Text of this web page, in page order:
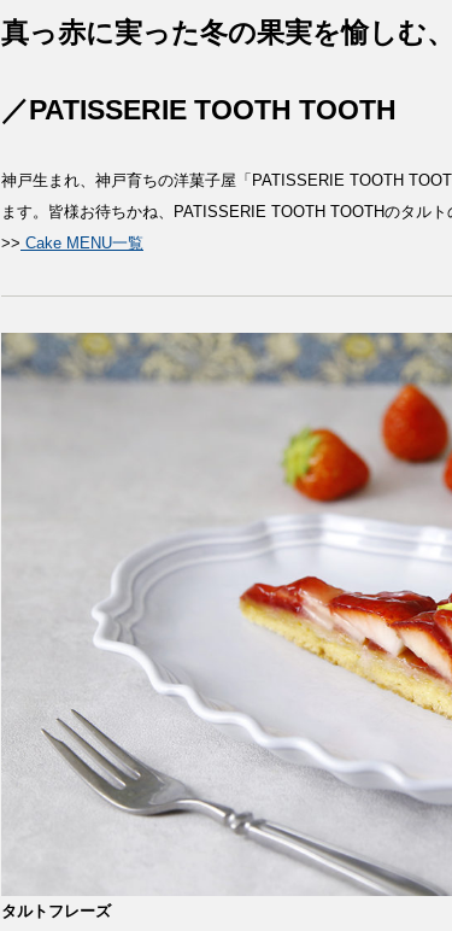
真っ赤に実った冬の果実を愉しむ
／PATISSERIE TOOTH TOOTH
神戸生まれ、神戸育ちの洋菓子屋「PATISSERIE TOOTH
ます。皆様お待ちかね、PATISSERIE TOOTH TOOTHのタル
>> Cake MENU一覧
タルトフレーズ